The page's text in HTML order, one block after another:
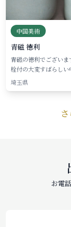
中国美術
青磁 徳利
青磁の徳利でございま
栓付の大変すばらし
埼玉県
お電